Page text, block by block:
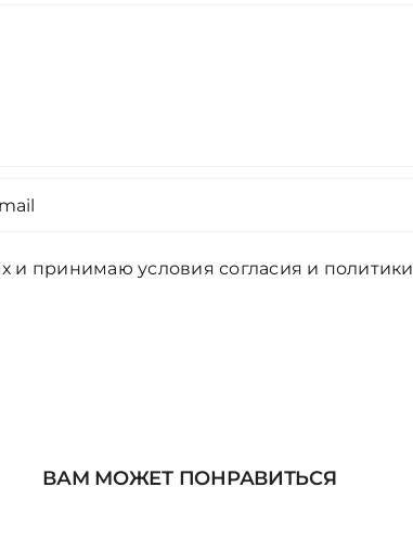
и принимаю условиясогласия и политики
ВАМ МОЖЕТ ПОНРАВИТЬСЯ